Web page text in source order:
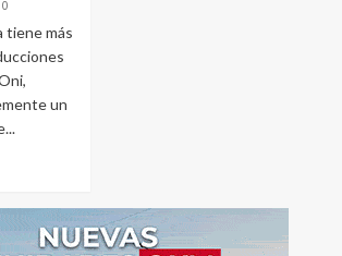
0
tiene más
un